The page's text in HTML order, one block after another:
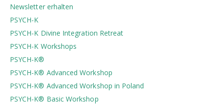
Newsletter erhalten
PSYCH-K
PSYCH-K Divine Integration Retreat
PSYCH-K Workshops
PSYCH-K®
PSYCH-K® Advanced Workshop
PSYCH-K® Advanced Workshop in Poland
PSYCH-K® Basic Workshop